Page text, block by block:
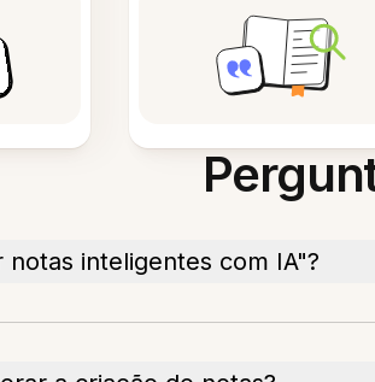
inteligentes com IA"?